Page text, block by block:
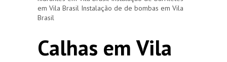
em Vila Brasil Instalação de de bombas em Vila
Brasil
Calhas em Vila